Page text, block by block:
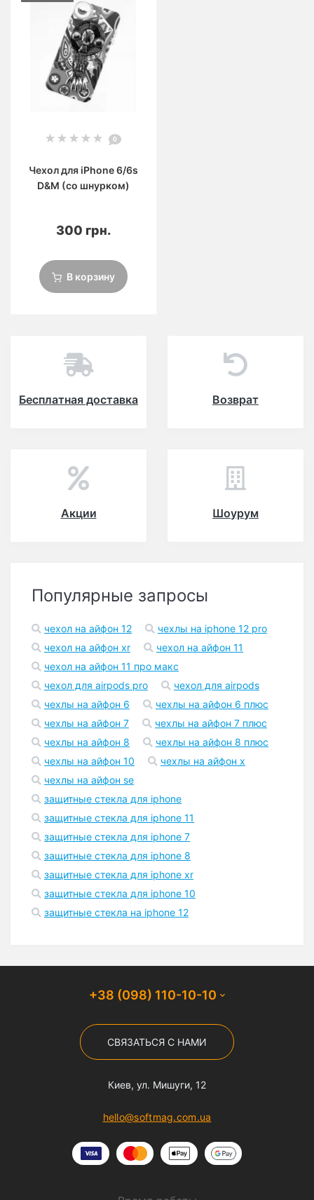
0
Чехол для iPhone 6/6s
D&M (со шнурком)
300 грн.
В корзину
Бесплатная доставка Возврат
Акции Шоурум
Популярные запросы
чехол на айфон 12
чехлы на iphone 12 pro
чехол на айфон xr
чехол на айфон 11
чехол на айфон 11 про макс
чехол для airpods pro
чехол для airpods
чехлы на айфон 6
чехлы на айфон 6 плюс
чехлы на айфон 7
чехлы на айфон 7 плюс
чехлы на айфон 8
чехлы на айфон 8 плюс
чехлы на айфон 10
чехлы на айфон x
чехлы на айфон se
защитные стекла для iphone
защитные стекла для iphone 11
защитные стекла для iphone 7
защитные стекла для iphone 8
защитные стекла для iphone xr
защитные стекла для iphone 10
защитные стекла на iphone 12
+38 (098) 110-10-10
СВЯЗАТЬСЯ С НАМИ
Киев, ул. Мишуги, 12
hello@softmag.com.ua